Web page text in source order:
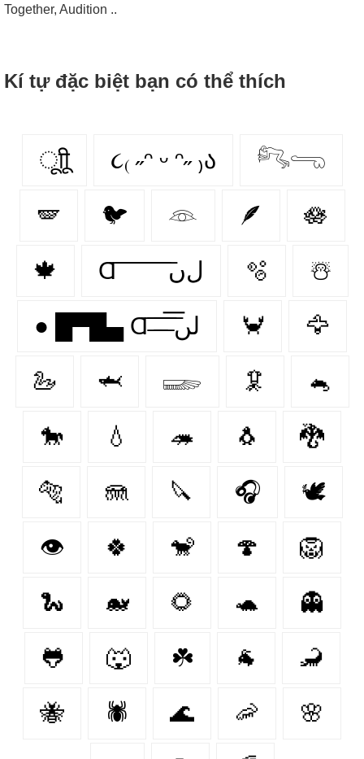
Together, Audition ..
Kí tự đặc biệt bạn có thể thích
ूाीू ૮₍ ˶ᵔ ᵕ ᵔ˶ ₎ა 𓀐𓂸
🪽 🐦 𓁻 🪶 🪷
🍁 Ɑ͞ ͞ ͞ ͞ ͞ ͞ ͞ ͞ لﮞ 🫧 ☃️
● █▀█▄ Ɑ͞ ̶͞ ̶͞ ̶͞ لں͞ 🦀 🦅
🦢 🦈 𓆃 🦑 🐁
🐎 💧 🦔 🐧 🐉
🐅 🪼 🔪 🎧 🕊️
👁 🍀 🐒 🍄 🦁
🐍 🐋 🌻 🐢 👻
🐸 🐺 ☘️ 🐐 🦂
🐝 🕷 🌊 🦐 🌸